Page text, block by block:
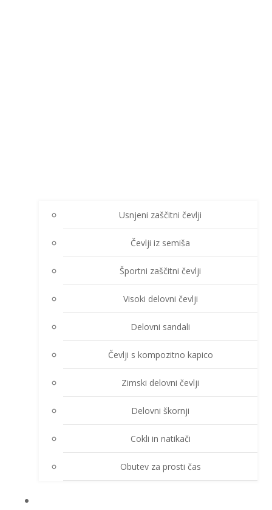
Usnjeni zaščitni čevlji
Čevlji iz semiša
Športni zaščitni čevlji
Visoki delovni čevlji
Delovni sandali
Čevlji s kompozitno kapico
Zimski delovni čevlji
Delovni škornji
Cokli in natikači
Obutev za prosti čas